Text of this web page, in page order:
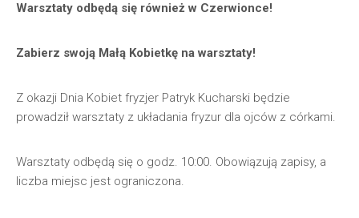
Warsztaty odbędą się również w Czerwionce!
Zabierz swoją Małą Kobietkę na warsztaty!
Z okazji Dnia Kobiet fryzjer Patryk Kucharski będzie
prowadził warsztaty z układania fryzur dla ojców z córkami.
Warsztaty odbędą się o godz. 10:00. Obowiązują zapisy, a
liczba miejsc jest ograniczona.